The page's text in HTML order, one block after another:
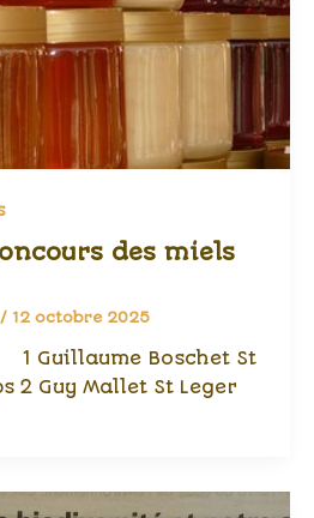
des miels
/ 12 octobre 2025
Guillaume Boschet St
2 Guy Mallet St Leger